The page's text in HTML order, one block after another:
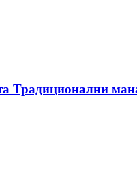
Традиционални